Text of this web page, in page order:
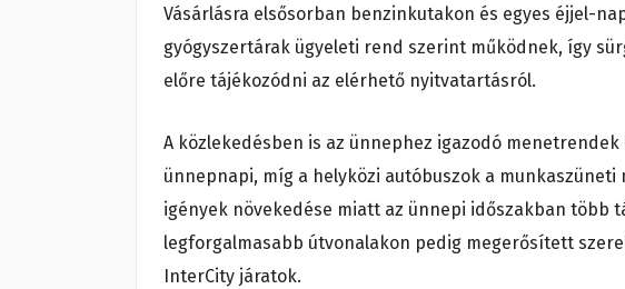
Vásárlásra elsősorban benzinkutakon és egyes éjjel-
gyógyszertárak ügyeleti rend szerint működnek, így
előre tájékozódni az elérhető nyitvatartásról.
A közlekedésben is az ünnephez igazodó
ünnepnapi, míg a helyközi autóbuszok a
igények növekedése miatt az ünnepi időszakban több
legforgalmasabb útvonalakon pedig megerősített
InterCity járatok.